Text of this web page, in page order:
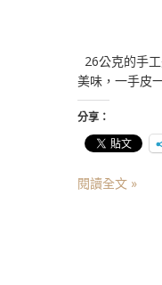
26公克的手
美味，一手皮
分享：
閱讀全文 »